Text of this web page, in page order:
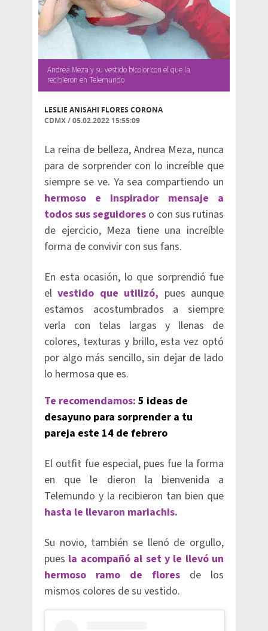
Andrea Meza y su vestido bicolor con el que la
recibieron en Telemundo
LESLIE ANISAHI FLORES CORONA
CDMX/05.02.2022 15:55:09
La reina de belleza, Andrea Meza, nunca
para de sorprender con lo increíble que
siempre se ve. Ya sea compartiendo un
hermoso e inspirador mensaje a
todos sus seguidores o con sus rutinas
de ejercicio, Meza tiene una increíble
forma de convivir con sus fans.
En esta ocasión, lo que sorprendió fue
el vestido que utilizó, pues aunque
estamos acostumbrados a siempre
verla con telas largas y llenas de
colores, texturas y brillo, esta vez optó
por algo más sencillo, sin dejar de lado
lo hermosa que es.
Te recomendamos: 5 ideas de
desayuno para sorprender a tu
pareja este 14 de febrero
El outfit fue especial, pues fue la forma
en que le dieron la bienvenida a
Telemundo y la recibieron tan bien que
hasta le llevaron mariachis.
Su novio, también se llenó de orgullo,
pues la acompañó al set y le llevó un
hermoso ramo de flores de los
mismos colores de su vestido.